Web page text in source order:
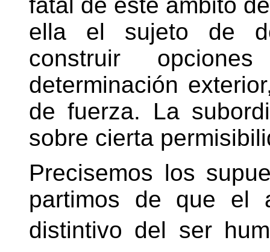
fatal de este ámbito
ella el sujeto de
construir
determinación
de fuerza. La
sobre cierta
Precisemos los
partimos de que el
distintivo del ser